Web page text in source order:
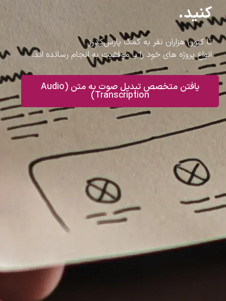
کنید.
تا کنون هزاران نفر به کمک پارس‌کدرز
انواع پروژه های خود را با موفقیت به انجام رسانده اند.
یافتن متخصص تبدیل صوت به متن (Audio
Transcription)